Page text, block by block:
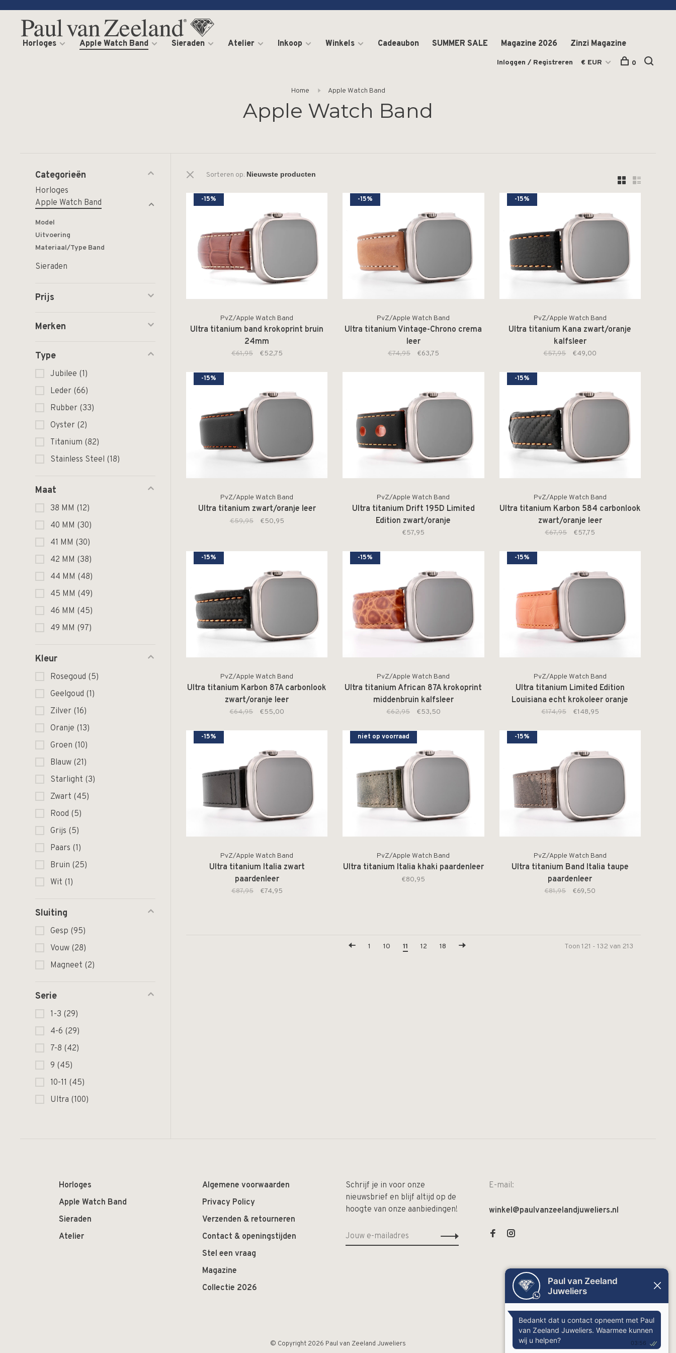
Horloges Apple Watch Band Sieraden Atelier Inkoop Winkels Cadeaubon SUMMER SALE Magazine 2026 Zinzi Magazine
Inloggen / Registreren € EUR 0
Home Apple Watch Band
Apple Watch Band
Categorieën
Horloges
Apple Watch Band
Model
Uitvoering
Materiaal/Type Band
Sieraden
Prijs
Merken
Type
Jubilee (1)
Leder (66)
Rubber (33)
Oyster (2)
Titanium (82)
Stainless Steel (18)
Maat
38 MM (12)
40 MM (30)
41 MM (30)
42 MM (38)
44 MM (48)
45 MM (49)
46 MM (45)
49 MM (97)
Kleur
Rosegoud (5)
Geelgoud (1)
Zilver (16)
Oranje (13)
Groen (10)
Blauw (21)
Starlight (3)
Zwart (45)
Rood (5)
Grijs (5)
Paars (1)
Bruin (25)
Wit (1)
Sluiting
Gesp (95)
Vouw (28)
Magneet (2)
Serie
1-3 (29)
4-6 (29)
7-8 (42)
9 (45)
10-11 (45)
Ultra (100)
Sorteren op:
-15%
PvZ/Apple Watch Band
Ultra titanium band krokoprint bruin
24mm
€61,95 €52,75
-15%
PvZ/Apple Watch Band
Ultra titanium Vintage-Chrono crema
leer
€74,95 €63,75
-15%
PvZ/Apple Watch Band
Ultra titanium Kana zwart/oranje
kalfsleer
€57,95 €49,00
-15%
PvZ/Apple Watch Band
Ultra titanium zwart/oranje leer
€59,95 €50,95
PvZ/Apple Watch Band
Ultra titanium Drift 195D Limited
Edition zwart/oranje
€57,95
-15%
PvZ/Apple Watch Band
Ultra titanium Karbon 584 carbonlook
zwart/oranje leer
€67,95 €57,75
-15%
PvZ/Apple Watch Band
Ultra titanium Karbon 87A carbonlook
zwart/oranje leer
€64,95 €55,00
-15%
PvZ/Apple Watch Band
Ultra titanium African 87A krokoprint
middenbruin kalfsleer
€62,95 €53,50
-15%
PvZ/Apple Watch Band
Ultra titanium Limited Edition
Louisiana echt krokoleer oranje
€174,95 €148,95
-15%
PvZ/Apple Watch Band
Ultra titanium Italia zwart
paardenleer
€87,95 €74,95
niet op voorraad
PvZ/Apple Watch Band
Ultra titanium Italia khaki paardenleer
€80,95
-15%
PvZ/Apple Watch Band
Ultra titanium Band Italia taupe
paardenleer
€81,95 €69,50
1 10 11 12 18 Toon 121 - 132 van 213
Horloges
Apple Watch Band
Sieraden
Atelier
Algemene voorwaarden
Privacy Policy
Verzenden & retourneren
Contact & openingstijden
Stel een vraag
Magazine
Collectie 2026
Schrijf je in voor onze
nieuwsbrief en blijf altijd op de
hoogte van onze aanbiedingen!
E-mail:
winkel@paulvanzeelandjuweliers.nl
© Copyright 2026 Paul van Zeeland Juweliers